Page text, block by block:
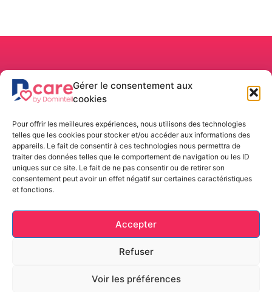
Gérer le consentement aux
cookies
Pour offrir les meilleures expériences, nous utilisons des technologies
telles que les cookies pour stocker et/ou accéder aux informations des
appareils. Le fait de consentir à ces technologies nous permettra de
traiter des données telles que le comportement de navigation ou les ID
uniques sur ce site. Le fait de ne pas consentir ou de retirer son
consentement peut avoir un effet négatif sur certaines caractéristiques
et fonctions.
Accepter
Refuser
Voir les préférences
Belgium
Rue de la
1400 –
Nivelles
Belgique
+32 (0) 67
88 82 50
Location/Achat
Louer un Kit
Acheter un
Kit
Installation
Notre
solution
Fonctionnalités
Installation
Assistance
Contact
Langues